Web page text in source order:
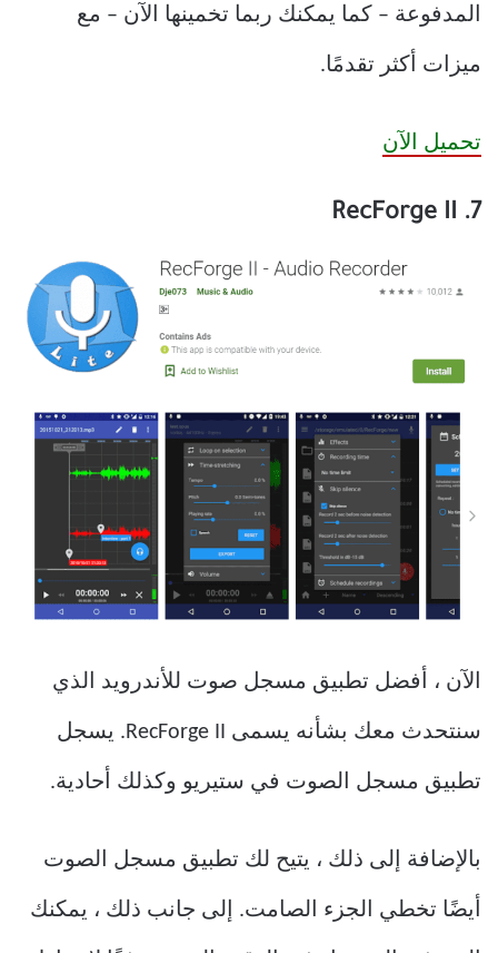
المدفوعة – كما يمكنك ربما تخمينها الآن – مع
ميزات أكثر تقدمًا.
تحميل الآن
7. RecForge II
الآن ، أفضل تطبيق مسجل صوت للأندرويد الذي
سنتحدث معك بشأنه يسمى RecForge II. يسجل
تطبيق مسجل الصوت في ستيريو وكذلك أحادية.
بالإضافة إلى ذلك ، يتيح لك تطبيق مسجل الصوت
أيضًا تخطي الجزء الصامت. إلى جانب ذلك ، يمكنك